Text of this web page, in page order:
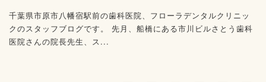
千葉県市原市八幡宿駅前の歯科医院、フローラデンタルクリニッ
クのスタッフブログです。 先月、船橋にある市川ビルさとう歯科
医院さんの院長先生、ス...